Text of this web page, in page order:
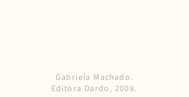
Gabriela Machado.
Editora Dardo, 2008.